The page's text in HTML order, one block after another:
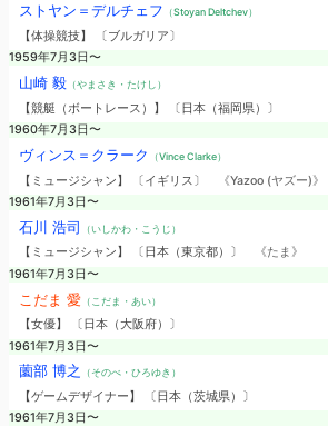
ストヤン＝デルチェフ （Stoyan Deltchev）
【体操競技】 〔ブルガリア〕
1959年7月3日〜
山崎 毅（やまさき・たけし）
【競艇（ボートレース）】 〔日本（福岡県）〕
1960年7月3日〜
ヴィンス＝クラーク （Vince Clarke）
【ミュージシャン】 〔イギリス〕
《Yazoo (ヤズー)》
1961年7月3日〜
石川 浩司 （いしかわ・こうじ）
【ミュージシャン】 〔日本（東京都）〕
《たま》
1961年7月3日〜
こだま 愛（こだま・あい）
【女優】 〔日本（大阪府）〕
1961年7月3日〜
薗部 博之 （そのべ・ひろゆき）
【ゲームデザイナー】 〔日本（茨城県）〕
1961年7月3日〜